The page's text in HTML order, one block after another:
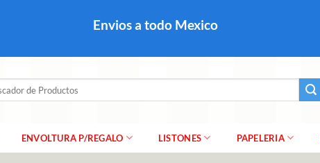
Envios a todo Mexico
ENVOLTURA P/REGALO LISTONES PAPELERIA